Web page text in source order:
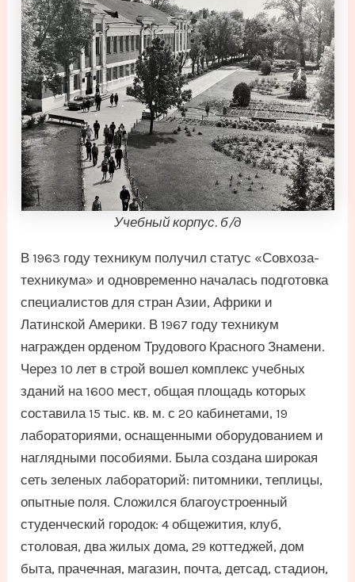
Учебный корпус. б/д
В 1963 году техникум получил статус «Совхоза-
техникума» и одновременно началась подготовка
специалистов для стран Азии, Африки и
Латинской Америки. В 1967 году техникум
награжден орденом Трудового Красного Знамени.
Через 10 лет в строй вошел комплекс учебных
зданий на 1600 мест, общая площадь которых
составила 15 тыс. кв. м. с 20 кабинетами, 19
лабораториями, оснащенными оборудованием и
наглядными пособиями. Была создана широкая
сеть зеленых лабораторий: питомники, теплицы,
опытные поля. Сложился благоустроенный
студенческий городок: 4 общежития, клуб,
столовая, два жилых дома, 29 коттеджей, дом
быта, прачечная, магазин, почта, детсад, стадион,